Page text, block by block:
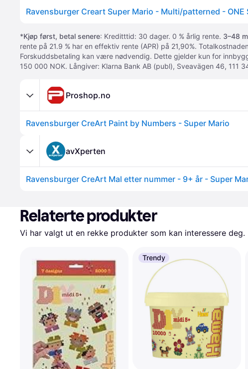
Ravensburger Creart Super Mario - Multi/patterned - ONE
*Kjøp først, betal senere: Kreditttid: 30 dager. 0 % årlig rente. 3–48
rente på 21.9 % har en effektiv rente (APR) på 21,90%.
Forskuddsbetaling kan være nødvendig. Dette gjelder kun for
150 000 NOK. Långiver: Klarna Bank AB (publ), Sveavägen 46, 111
Proshop.no
Ravensburger CreArt Paint by Numbers - Super Mario
avXperten
Ravensburger CreArt Mal etter nummer - 9+ år - Super
Relaterte produkter
Vi har valgt ut en rekke produkter som kan interessere deg.
Trendy